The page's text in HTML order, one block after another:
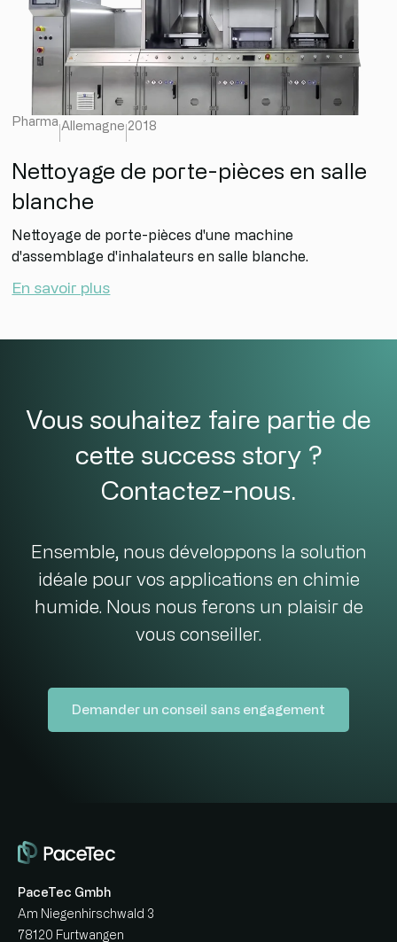
Pharma Allemagne 2018
Nettoyage de porte-pièces en salle
blanche
Nettoyage de porte-pièces d'une machine
d'assemblage d'inhalateurs en salle blanche.
En savoir plus
Vous souhaitez faire partie de
cette success story ?
Contactez-nous.
Ensemble, nous développons la solution
idéale pour vos applications en chimie
humide. Nous nous ferons un plaisir de
vous conseiller.
Demander un conseil sans engagement
PaceTec Gmbh
Am Niegenhirschwald 3
78120 Furtwangen